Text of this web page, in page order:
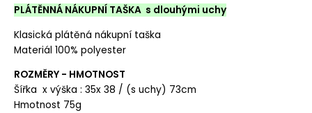
PLÁTĚNNÁ NÁKUPNÍ TAŠKA s dlouhými uchy
Klasická plátěná nákupní taška
Materiál 100% polyester
ROZMĚRY - HMOTNOST
Šířka x výška : 35x 38 / (s uchy) 73cm
Hmotnost 75g